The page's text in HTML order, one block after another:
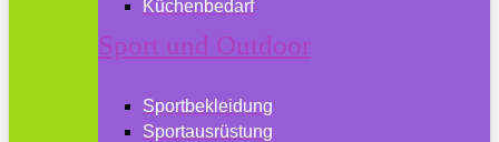
Küchenbedarf
Sport und Outdoor
Sportbekleidung
Sportausrüstung